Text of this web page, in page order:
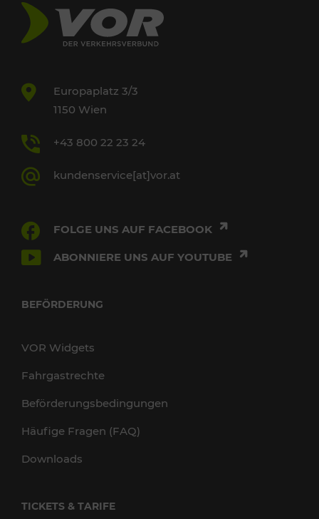
Europaplatz 3/3
1150 Wien
+43 800 22 23 24
kundenservice[at]vor.at
FOLGE UNS AUF FACEBOOK
ABONNIERE UNS AUF YOUTUBE
BEFÖRDERUNG
VOR Widgets
Fahrgastrechte
Beförderungsbedingungen
Häufige Fragen (FAQ)
Downloads
TICKETS & TARIFE